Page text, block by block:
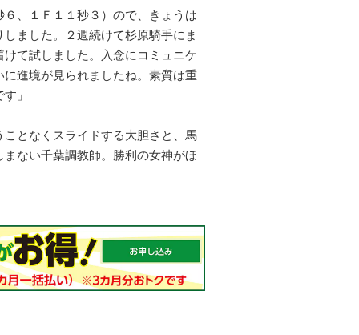
、１Ｆ１１秒３）ので、きょうは
ました。２週続けて杉原騎手にま
て試しました。入念にコミュニケ
進境が見られましたね。素質は重
」
となくスライドする大胆さと、馬
ない千葉調教師。勝利の女神がほ